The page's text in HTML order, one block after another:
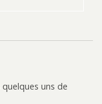
quelques uns de